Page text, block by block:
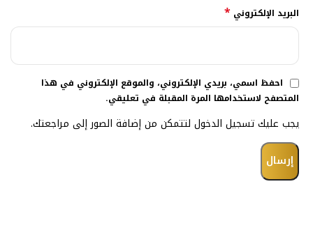
البريد الإلكتروني *
احفظ اسمي، بريدي الإلكتروني، والموقع الإلكتروني في هذا
المتصفح لاستخدامها المرة المقبلة في تعليقي.
يجب عليك تسجيل الدخول لتتمكن من إضافة الصور إلى مراجعتك.